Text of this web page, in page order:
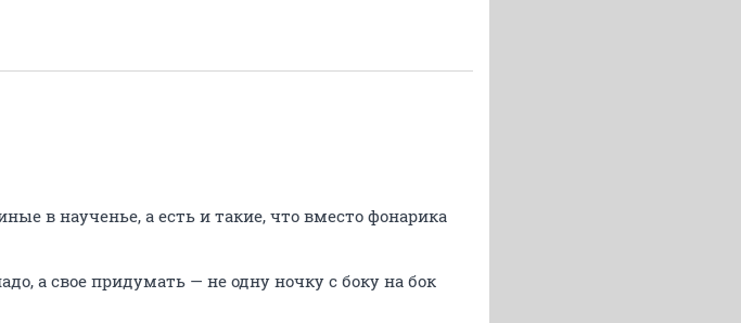
в наученье, а есть и такие, что вместо фонарика
а свое придумать — не одну ночку с боку на бок